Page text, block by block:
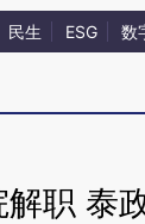
民生 ESG 数
职 泰